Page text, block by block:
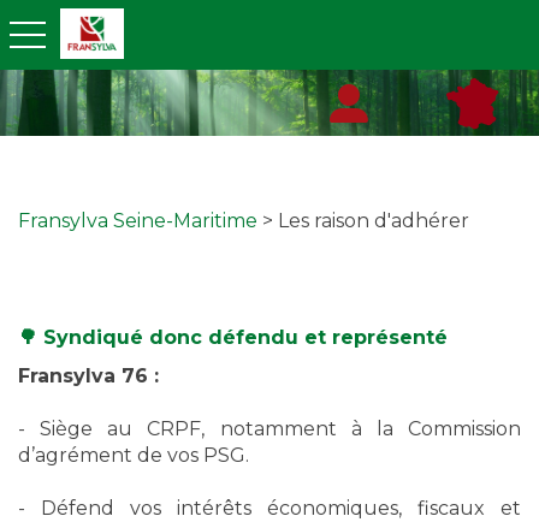
toggle navigation
Fransylva Seine-Maritime > Les raison d'adhérer
🌳 Syndiqué donc défendu et représenté
Fransylva 76 :
- Siège au CRPF, notamment à la Commission
d’agrément de vos PSG.
- Défend vos intérêts économiques, fiscaux et